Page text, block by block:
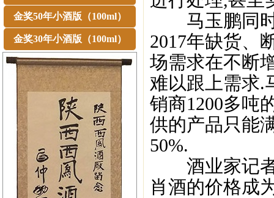
金奖50年小酒版（100ml）
金奖30年小酒版（100ml）
马玉鹏同时
2017年缺货、
场需求在不断
难以跟上需求.
销商1200多吨
供的产品只能
50%.
酒业家记者
肖酒的价格成